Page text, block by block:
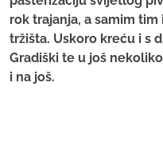
rok trajanja, a samim
tržišta. Uskoro kreću i s
Gradiški te u još
i na još.